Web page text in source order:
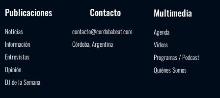
Publicaciones
Noticias
Información
Entrevistas
Opinión
DJ de la Semana
Contacto
contacto@cordobabeat.com
Córdoba, Argentina
Multimedia
Agenda
Videos
Programas / Podcast
Quiénes Somos